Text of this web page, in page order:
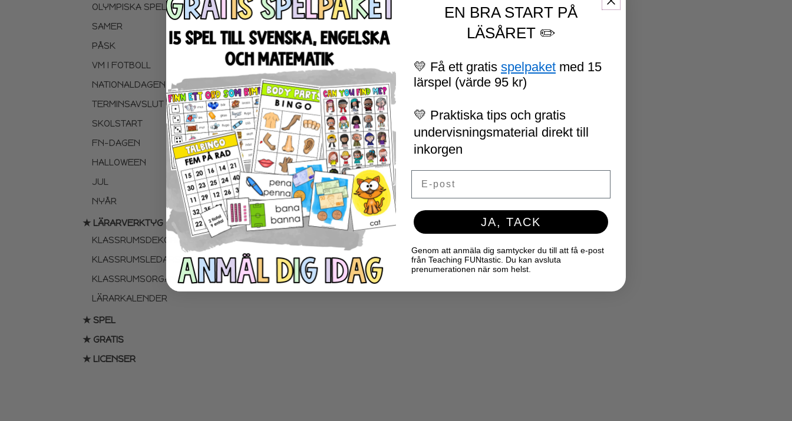
OLYMPISKA SPELEN
SAMER
PÅSK
VM I FOTBOLL
NATIONALDAGEN 6 JUNI
TERMINSAVSLUT
SKOLSTART
FN-DAGEN
HALLOWEEN
JUL
NYÅR
★ LÄRARVERKTYG
KLASSRUMSDEKORATION
KLASSRUMSLEDARSKAP
KLASSRUMSORGANISATION
LÄRARKALENDER
★ SPEL
★ GRATIS
★ LICENSER
EN BRA START PÅ
LÄSÅRET ✏️
💛 Få ett gratis spelpaket med 15
lärspel (värde 95 kr)
💛 Praktiska tips och gratis
undervisningsmaterial direkt till
inkorgen
JA, TACK
Genom att anmäla dig samtycker du till att få e-post
från Teaching FUNtastic. Du kan avsluta
prenumerationen när som helst.